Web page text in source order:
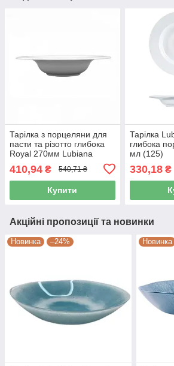
Тарілка з порцеляни для
пасти та різотто глибока
Royal 270мм Lubiana
410,94 ₴ 540,71 ₴
Купити
Тарілка
глибока
мл (125)
330,18₴
Акційні пропозиції та новинки
Новинка –24% Новинка